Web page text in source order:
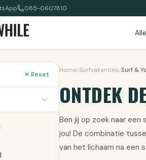
085-0607810
✕ Reset
Home/Surfvakanties/Surf &
ONTDEK
Ben jij op zoek naar
jou! De combinatie
van het lichaam na een